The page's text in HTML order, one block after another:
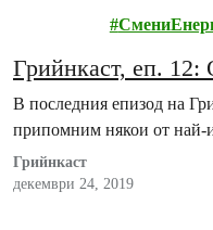
Грийнкаст, еп. 12:
В последния епизод на
припомним някои от най-
Грийнкаст
декември 24, 2019